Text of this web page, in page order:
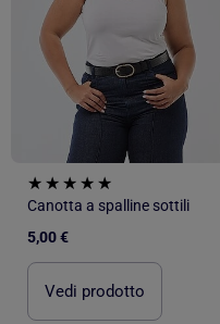
Canotta a spalline sottili
5,00 €
Vedi prodotto